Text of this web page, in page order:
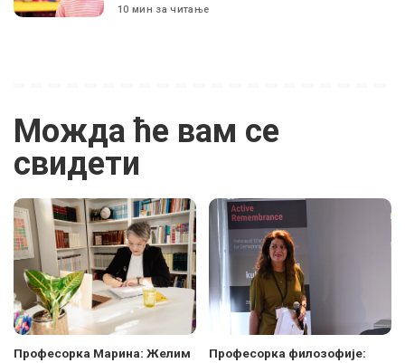
10 мин за читање
Можда ће вам се
свидети
Професорка Марина: Желим
Професорка филозофије: